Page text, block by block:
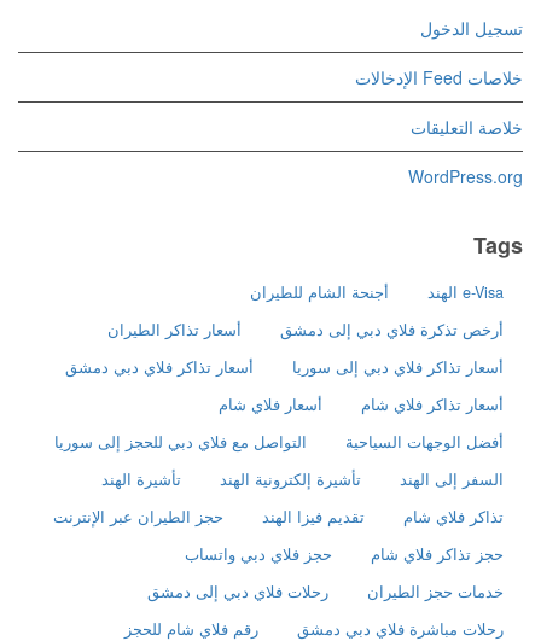
تسجيل الدخول
خلاصات Feed الإدخالات
خلاصة التعليقات
WordPress.org
Tags
e-Visa الهند
أجنحة الشام للطيران
أرخص تذكرة فلاي دبي إلى دمشق
أسعار تذاكر الطيران
أسعار تذاكر فلاي دبي إلى سوريا
أسعار تذاكر فلاي دبي دمشق
أسعار تذاكر فلاي شام
أسعار فلاي شام
أفضل الوجهات السياحية
التواصل مع فلاي دبي للحجز إلى سوريا
السفر إلى الهند
تأشيرة إلكترونية الهند
تأشيرة الهند
تذاكر فلاي شام
تقديم فيزا الهند
حجز الطيران عبر الإنترنت
حجز تذاكر فلاي شام
حجز فلاي دبي واتساب
خدمات حجز الطيران
رحلات فلاي دبي إلى دمشق
رحلات مباشرة فلاي دبي دمشق
رقم فلاي شام للحجز